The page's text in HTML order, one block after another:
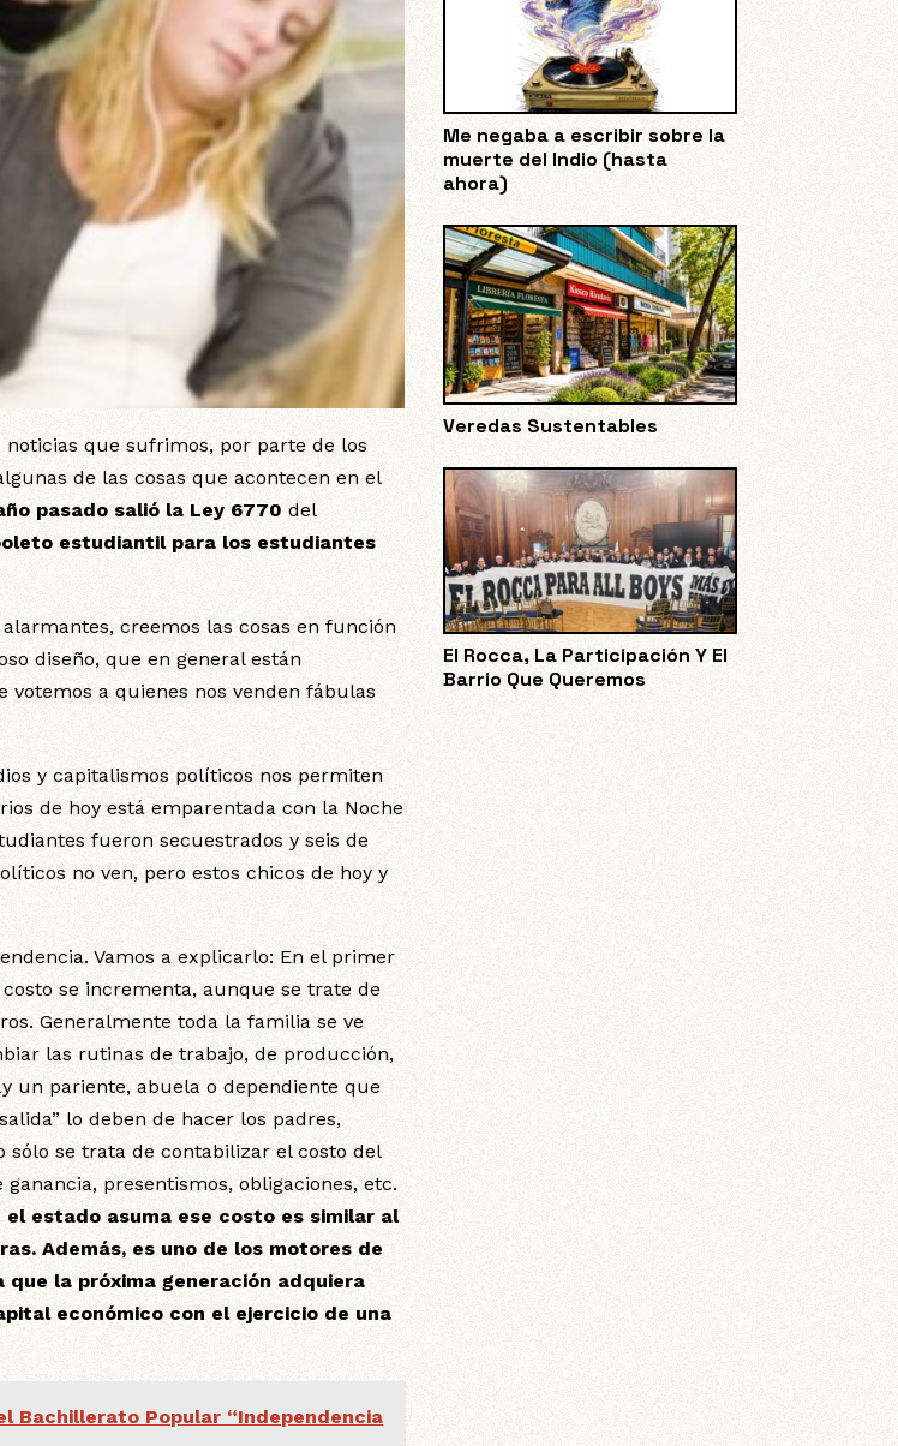
que sufrimos, por parte de los
de las cosas que acontecen en el
pasado salió la Ley 6770del
estudiantil para los estudiantes
creemos las cosas en función
diseño, que en general están
a quienes nos venden fábulas
y capitalismos políticos nos permiten
de hoy está emparentada con la Noche
fueron secuestrados y seis de
no ven, pero estos chicos de hoy y
Vamos a explicarlo: En el primer
se incrementa, aunque se trate de
Generalmente toda la familia se ve
las rutinas de trabajo, de producción,
un pariente, abuela o dependiente que
lo deben de hacer los padres,
se trata de contabilizar el costo del
presentismos, obligaciones, etc.
el estado asuma ese costo es similar al
Además, es uno de los motores de
la próxima generación adquiera
económico con el ejercicio de una
Bachillerato Popular “Independencia
Me negaba a escribir sobre la
muerte del Indio (hasta
ahora)
Veredas Sustentables
El Rocca, La Participación Y El
Barrio Que Queremos